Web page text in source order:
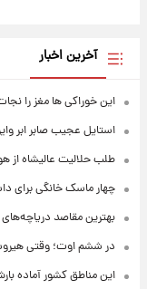
آخرین اخبار
این خوراکی ها مغز را
استایل عجیب صابر ابر
طلب حلالیت عالیشاه از
چهار ماسک خانگی برای
بهترین مقاصد
در ششم اوت؛ وقتی
این مناطق کشور آماده